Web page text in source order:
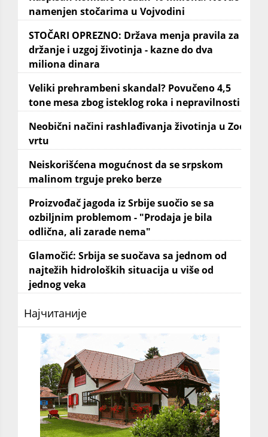
namenjen stočarima u Vojvodini
STOČARI OPREZNO: Država menja pravila za
držanje i uzgoj životinja - kazne do dva
miliona dinara
Veliki prehrambeni skandal? Povučeno 4,5
tone mesa zbog isteklog roka i nepravilnosti
Neobični načini rashlađivanja životinja u Zoo
vrtu
Neiskorišćena mogućnost da se srpskom
malinom trguje preko berze
Proizvođač jagoda iz Srbije suočio se sa
ozbiljnim problemom - "Prodaja je bila
odlična, ali zarade nema"
Glamočić: Srbija se suočava sa jednom od
najtežih hidroloških situacija u više od
jednog veka
Најчитаније